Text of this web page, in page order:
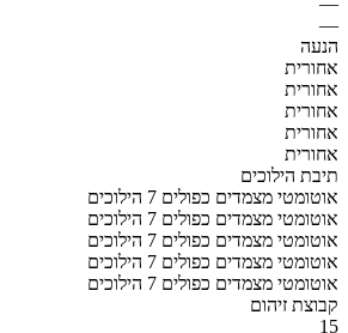
—
הנעה
אחורית
אחורית
אחורית
אחורית
אחורית
תיבת הילוכים
אוטומטי מצמדים כפולים 7 הילוכים
אוטומטי מצמדים כפולים 7 הילוכים
אוטומטי מצמדים כפולים 7 הילוכים
אוטומטי מצמדים כפולים 7 הילוכים
אוטומטי מצמדים כפולים 7 הילוכים
קבוצת זיהום
15